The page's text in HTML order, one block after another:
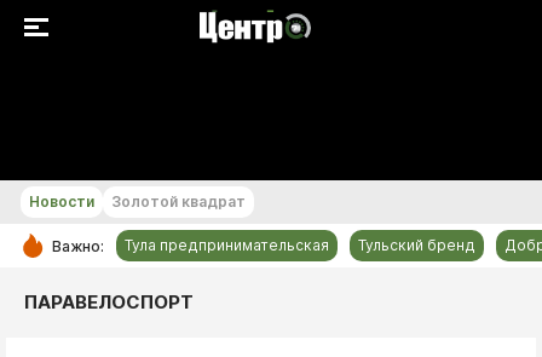
РУБРИКИ
Новости Золотой квадрат
Важно: Тула предпринимательская Тульский бренд
ПАРАВЕЛОСПОРТ